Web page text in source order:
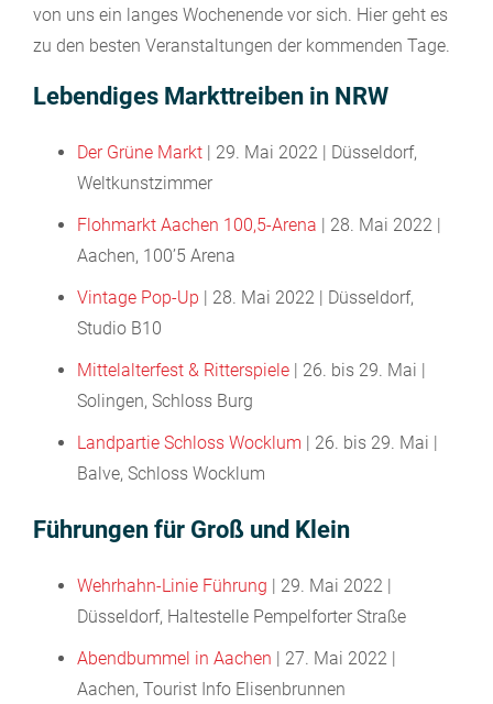
von uns ein langes Wochenende vor sich. Hier geht es
zu den besten Veranstaltungen der kommenden Tage.
Lebendiges Markttreiben in NRW
Der Grüne Markt | 29. Mai 2022 | Düsseldorf,
Weltkunstzimmer
Flohmarkt Aachen 100,5-Arena | 28. Mai 2022 |
Aachen, 100’5 Arena
Vintage Pop-Up | 28. Mai 2022 | Düsseldorf,
Studio B10
Mittelalterfest & Ritterspiele | 26. bis 29. Mai |
Solingen, Schloss Burg
Landpartie Schloss Wocklum | 26. bis 29. Mai |
Balve, Schloss Wocklum
Führungen für Groß und Klein
Wehrhahn-Linie Führung | 29. Mai 2022 |
Düsseldorf, Haltestelle Pempelforter Straße
Abendbummel in Aachen | 27. Mai 2022 |
Aachen, Tourist Info Elisenbrunnen